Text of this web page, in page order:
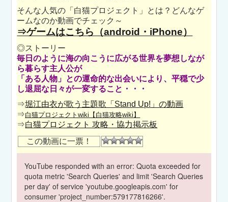
そんな人気の「白猫プロジェクト」とは？どんなゲ
ームなのか動画でチェック～
⇒ゲームはこちら（android・iPhone）
◎ストーリー
毎日のように海の向こうに広がる世界を夢想しなが
ら暮らす主人公が
「ある人物」との運命的な出会いにより、平穏で少
し退屈な日々が一変すること・・・
⇒堀江由衣が歌う主題歌「Stand Up!」の動画
⇒白猫プロジェクトwiki【白猫攻略wiki】
⇒白猫プロジェクト 攻略・協力掲示板
この動画に一票！
YouTube responded with an error: Quota exceeded for
quota metric 'Search Queries' and limit 'Search Queries
per day' of service 'youtube.googleapis.com' for
consumer 'project_number:579177816266'.